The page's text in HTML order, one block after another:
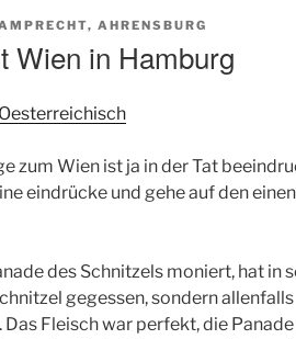
AHRENSBURG
Wien in Hamburg
Oesterreichisch
zum Wien ist ja in der Tat
eindrücke und gehe auf den
des Schnitzels moniert, hat in
gegessen, sondern allenfalls
Fleisch war perfekt, die